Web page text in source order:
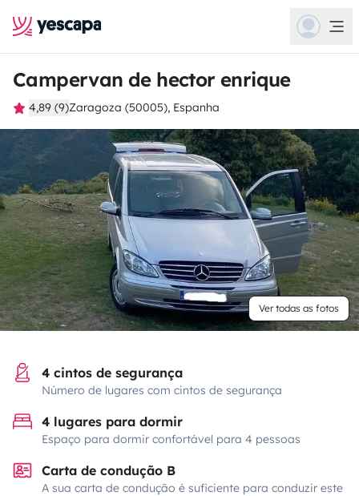
Campervan de hector enrique
4,89 (9)Zaragoza (50005), Espanha
Ver todas as fotos
4 cintos de segurança
Número de lugares com cintos de segurança
4 lugares para dormir
Espaço para dormir confortável para 4 pessoas
Carta de condução B
A sua carta de condução é suficiente para conduzir este